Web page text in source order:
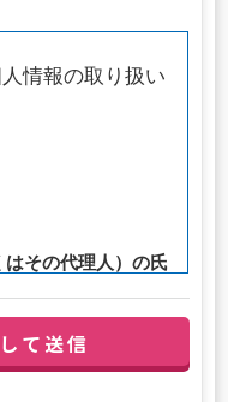
情報の取り扱い
その代理人）の氏